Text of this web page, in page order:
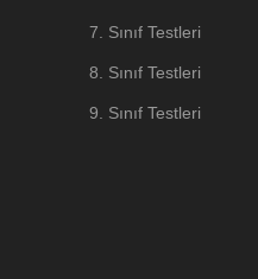
7. Sınıf Testleri
8. Sınıf Testleri
9. Sınıf Testleri